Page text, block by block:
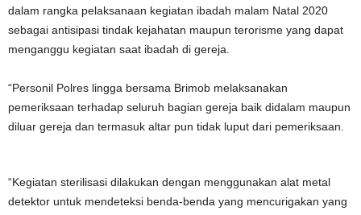
dalam rangka pelaksanaan kegiatan ibadah malam Natal 2020
sebagai antisipasi tindak kejahatan maupun terorisme yang dapat
menganggu kegiatan saat ibadah di gereja.
“Personil Polres lingga bersama Brimob melaksanakan
pemeriksaan terhadap seluruh bagian gereja baik didalam maupun
diluar gereja dan termasuk altar pun tidak luput dari pemeriksaan.
“Kegiatan sterilisasi dilakukan dengan menggunakan alat metal
detektor untuk mendeteksi benda-benda yang mencurigakan yang